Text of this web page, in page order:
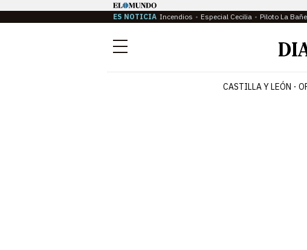
ES NOTICIA Incendios Especial Cecilia Piloto La
Menú
CASTILLA Y LEÓN